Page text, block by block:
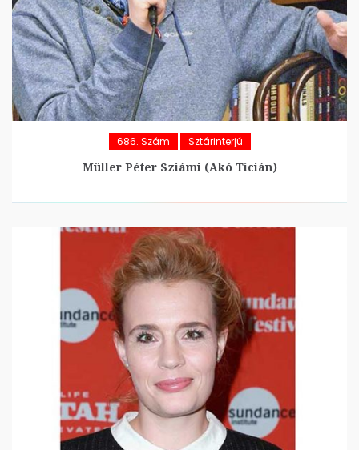
686. Szám Sztárinterjú
Müller Péter Sziámi (Akó Tícián)